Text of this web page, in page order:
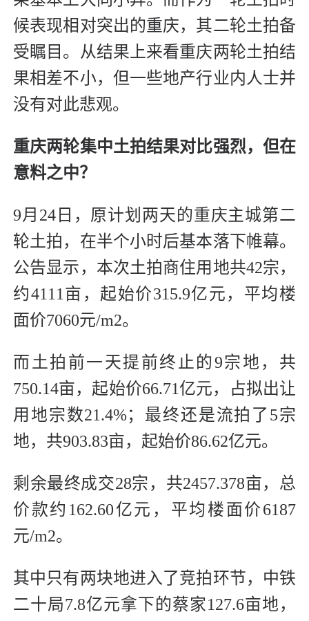
候表现相对突出的重庆，其二轮土拍备
受瞩目。从结果上来看重庆两轮土拍结
果相差不小，但一些地产行业内人士并
没有对此悲观。
重庆两轮集中土拍结果对比强烈，但在
意料之中？
9月24日，原计划两天的重庆主城第二
轮土拍，在半个小时后基本落下帷幕。
公告显示，本次土拍商住用地共42宗，
约4111亩，起始价315.9亿元，平均楼
面价7060元/m2。
而土拍前一天提前终止的9宗地，共
750.14亩，起始价66.71亿元，占拟出让
用地宗数21.4%；最终还是流拍了5宗
地，共903.83亩，起始价86.62亿元。
剩余最终成交28宗，共2457.378亩，总
价款约162.60亿元，平均楼面价6187
元/m2。
其中只有两块地进入了竞拍环节，中铁
二十局7.8亿元拿下的蔡家127.6亩地，